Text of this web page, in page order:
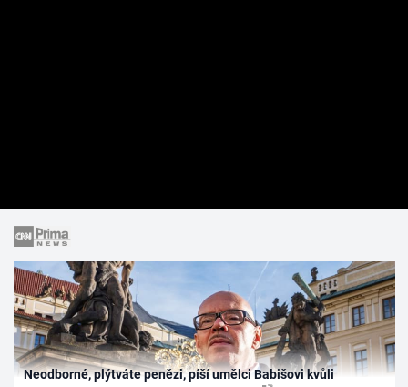
Neodborné, plýtváte penězi, píší umělci Babišovi kvůli